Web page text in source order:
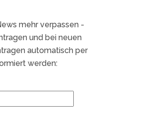
mehr verpassen -
und bei neuen
automatisch per
werden: